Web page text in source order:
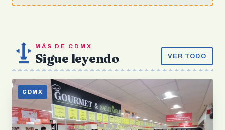
MÁS DE CDMX
Sigue leyendo VER TODO
CDMX